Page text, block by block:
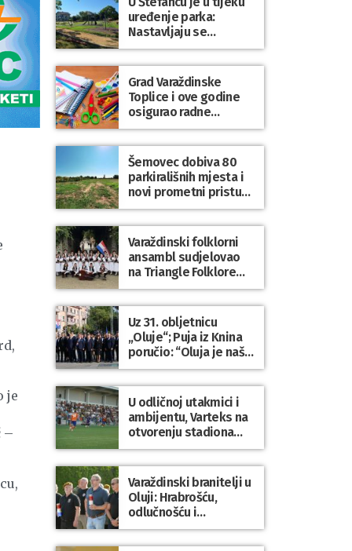
je
–
uređenje parka:
Nastavljaju se
ulaganja u javne
prostore diljem
općine Trnovec
Bartolovečki
Grad Varaždinske
Toplice i ove godine
osigurao radne
bilježnice i dodatni
obrazovni materijal za
sve osnovnoškolce
Šemovec dobiva 80
parkirališnih mjesta i
novi prometni pristup
groblju
Varaždinski folklorni
ansambl sudjelovao
na Triangle Folklore
Festivalu u Danskoj
Uz 31. obljetnicu
„Oluje“; Puja iz Knina
poručio: “Oluja je naša
najveća pobjeda,
simbol slobode i
zajedništva!”
U odličnoj utakmici i
ambijentu, Varteks na
otvorenju stadiona
odigrao 1:1 s
Mariborom
Varaždinski branitelji u
Oluji: Hrabrošću,
odlučnošću i
zajedništvom do
slobodne Hrvatske!